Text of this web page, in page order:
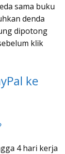
sama buku
denda
dipotong
klik
ke
4 hari kerja